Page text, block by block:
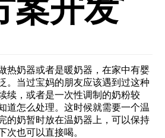
案开发
奶器或者是暖奶器，在家中有婴
。当过宝妈的朋友应该遇到过这种
续，或者是一次性调制的奶粉较
道怎么处理。这时候就需要一个温
的奶暂时放在温奶器上，可以保持
次也可以直接喝。